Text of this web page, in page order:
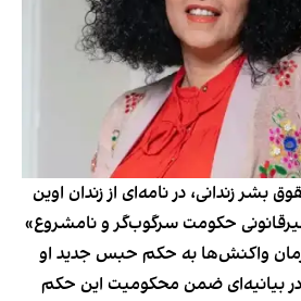
زندانی، در نامه‌ای از زندان اوین
غیر‌قانونی حکومت سرگوب‌گر و نامشروع»
واکنش‌ها به حکم حبس جدید او
در بیانیه‌ای ضمن محکومیت این حکم